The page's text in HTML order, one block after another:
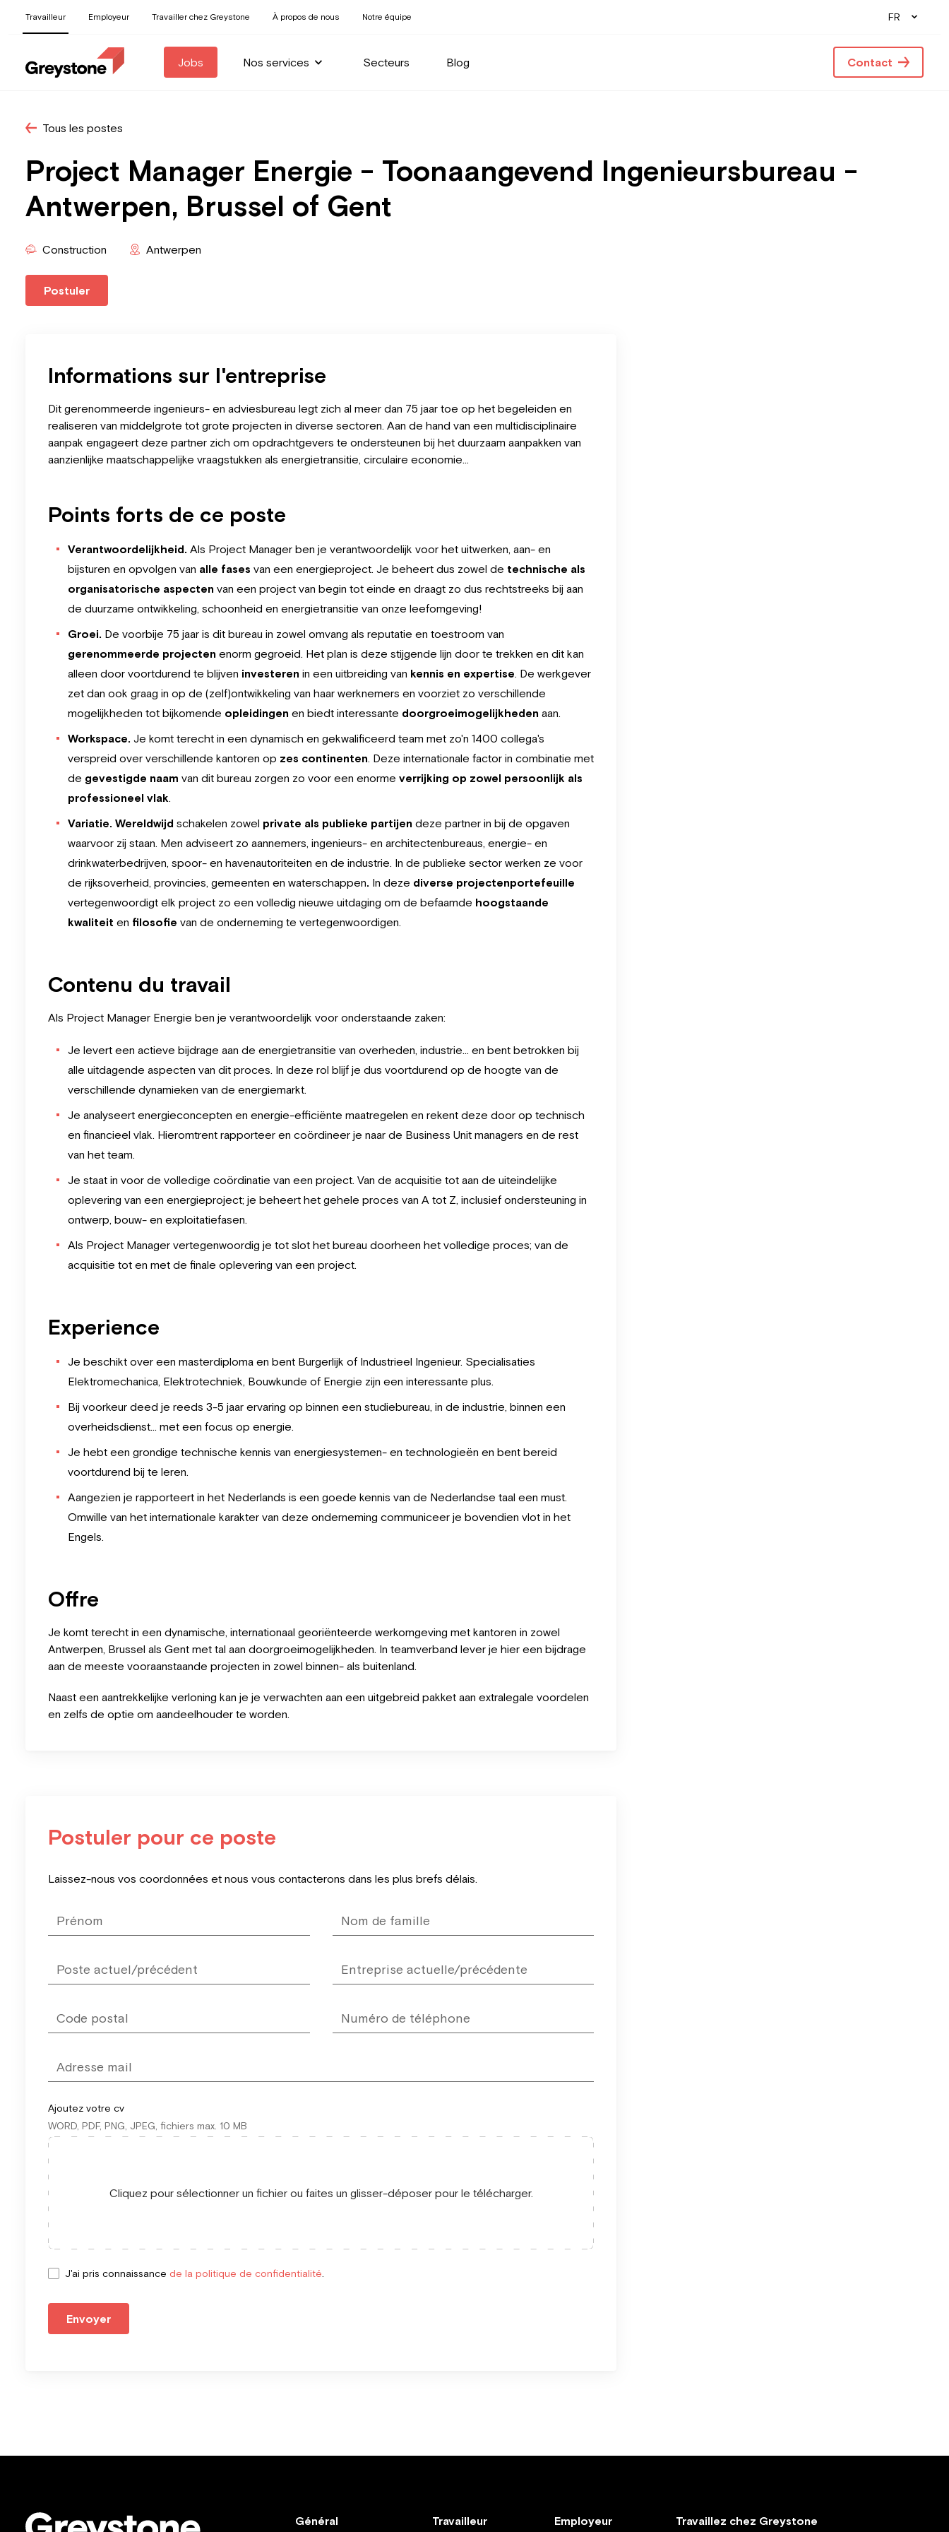
Travailleur Employeur Travailler chez Greystone À propos de nous Notre équipe FR
Jobs Nos services Secteurs Blog Contact
Tous les postes
Project Manager Energie - Toonaangevend Ingenieursbureau -
Antwerpen, Brussel of Gent
Construction Antwerpen
Postuler
Informations sur l'entreprise
Dit gerenommeerde ingenieurs- en adviesbureau legt zich al meer dan 75 jaar toe op het begeleiden en
realiseren van middelgrote tot grote projecten in diverse sectoren. Aan de hand van een multidisciplinaire
aanpak engageert deze partner zich om opdrachtgevers te ondersteunen bij het duurzaam aanpakken van
aanzienlijke maatschappelijke vraagstukken als energietransitie, circulaire economie...
Points forts de ce poste
Verantwoordelijkheid. Als Project Manager ben je verantwoordelijk voor het uitwerken, aan- en
bijsturen en opvolgen van alle fases van een energieproject. Je beheert dus zowel de technische als
organisatorische aspecten van een project van begin tot einde en draagt zo dus rechtstreeks bij aan
de duurzame ontwikkeling, schoonheid en energietransitie van onze leefomgeving!
Groei. De voorbije 75 jaar is dit bureau in zowel omvang als reputatie en toestroom van
gerenommeerde projecten enorm gegroeid. Het plan is deze stijgende lijn door te trekken en dit kan
alleen door voortdurend te blijven investeren in een uitbreiding van kennis en expertise. De werkgever
zet dan ook graag in op de (zelf)ontwikkeling van haar werknemers en voorziet zo verschillende
mogelijkheden tot bijkomende opleidingen en biedt interessante doorgroeimogelijkheden aan.
Workspace. Je komt terecht in een dynamisch en gekwalificeerd team met zo'n 1400 collega's
verspreid over verschillende kantoren op zes continenten. Deze internationale factor in combinatie met
de gevestigde naam van dit bureau zorgen zo voor een enorme verrijking op zowel persoonlijk als
professioneel vlak.
Variatie. Wereldwijd schakelen zowel private als publieke partijen deze partner in bij de opgaven
waarvoor zij staan. Men adviseert zo aannemers, ingenieurs- en architectenbureaus, energie- en
drinkwaterbedrijven, spoor- en havenautoriteiten en de industrie. In de publieke sector werken ze voor
de rijksoverheid, provincies, gemeenten en waterschappen. In deze diverse projectenportefeuille
vertegenwoordigt elk project zo een volledig nieuwe uitdaging om de befaamde hoogstaande
kwaliteit en filosofie van de onderneming te vertegenwoordigen.
Contenu du travail
Als Project Manager Energie ben je verantwoordelijk voor onderstaande zaken:
Je levert een actieve bijdrage aan de energietransitie van overheden, industrie... en bent betrokken bij
alle uitdagende aspecten van dit proces. In deze rol blijf je dus voortdurend op de hoogte van de
verschillende dynamieken van de energiemarkt.
Je analyseert energieconcepten en energie-efficiënte maatregelen en rekent deze door op technisch
en financieel vlak. Hieromtrent rapporteer en coördineer je naar de Business Unit managers en de rest
van het team.
Je staat in voor de volledige coördinatie van een project. Van de acquisitie tot aan de uiteindelijke
oplevering van een energieproject; je beheert het gehele proces van A tot Z, inclusief ondersteuning in
ontwerp, bouw- en exploitatiefasen.
Als Project Manager vertegenwoordig je tot slot het bureau doorheen het volledige proces; van de
acquisitie tot en met de finale oplevering van een project.
Experience
Je beschikt over een masterdiploma en bent Burgerlijk of Industrieel Ingenieur. Specialisaties
Elektromechanica, Elektrotechniek, Bouwkunde of Energie zijn een interessante plus.
Bij voorkeur deed je reeds 3-5 jaar ervaring op binnen een studiebureau, in de industrie, binnen een
overheidsdienst... met een focus op energie.
Je hebt een grondige technische kennis van energiesystemen- en technologieën en bent bereid
voortdurend bij te leren.
Aangezien je rapporteert in het Nederlands is een goede kennis van de Nederlandse taal een must.
Omwille van het internationale karakter van deze onderneming communiceer je bovendien vlot in het
Engels.
Offre
Je komt terecht in een dynamische, internationaal georiënteerde werkomgeving met kantoren in zowel
Antwerpen, Brussel als Gent met tal aan doorgroeimogelijkheden. In teamverband lever je hier een bijdrage
aan de meeste vooraanstaande projecten in zowel binnen- als buitenland.
Naast een aantrekkelijke verloning kan je je verwachten aan een uitgebreid pakket aan extralegale voordelen
en zelfs de optie om aandeelhouder te worden.
Postuler pour ce poste
blank
Laissez-nous vos coordonnées et nous vous contacterons dans les plus brefs délais.
Ajoutez votre cv
WORD, PDF, PNG, JPEG, fichiers max. 10 MB
Cliquez pour sélectionner un fichier ou faites un glisser-déposer pour le télécharger.
J'ai pris connaissance de la politique de confidentialité
Envoyer
Général Travailleur Employeur Travaillez chez Greystone